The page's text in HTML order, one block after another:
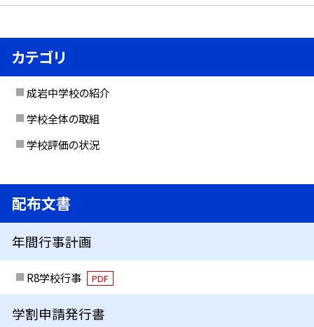
カテゴリ
成岩中学校の紹介
学校全体の取組
学校評価の状況
配布文書
年間行事計画
R8学校行事 PDF
学割申請発行書